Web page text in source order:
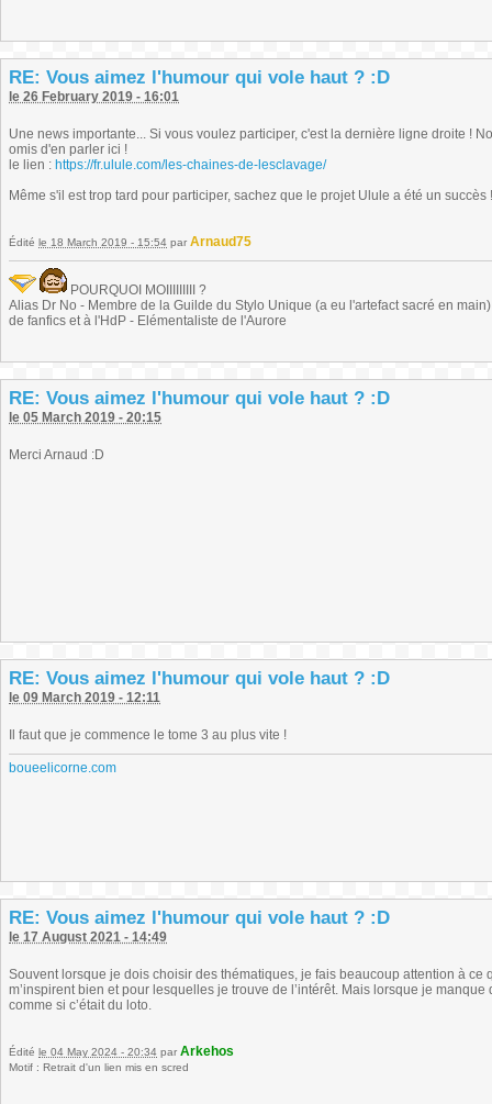
RE: Vous aimez l'humour qui vole haut ? :D
le 26 February 2019 - 16:01
Une news importante... Si vous voulez participer, c'est la dernière ligne droite !
omis d'en parler ici !
le lien : https://fr.ulule.com/les-chaines-de-lesclavage/
Même s'il est trop tard pour participer, sachez que le projet Ulule a été un succès
Édité le 18 March 2019 - 15:54 par Arnaud75
POURQUOI MOIIIIIIIII ?
Alias Dr No - Membre de la Guilde du Stylo Unique (a eu l'artefact sacré en
de fanfics et à l'HdP - Elémentaliste de l'Aurore
RE: Vous aimez l'humour qui vole haut ? :D
le 05 March 2019 - 20:15
Merci Arnaud :D
RE: Vous aimez l'humour qui vole haut ? :D
le 09 March 2019 - 12:11
Il faut que je commence le tome 3 au plus vite !
boueelicorne.com
RE: Vous aimez l'humour qui vole haut ? :D
le 17 August 2021 - 14:49
Souvent lorsque je dois choisir des thématiques, je fais beaucoup attention à
m’inspirent bien et pour lesquelles je trouve de l’intérêt. Mais lorsque je
comme si c’était du loto.
Édité le 04 May 2024 - 20:34 par Arkehos
Motif : Retrait d'un lien mis en scred